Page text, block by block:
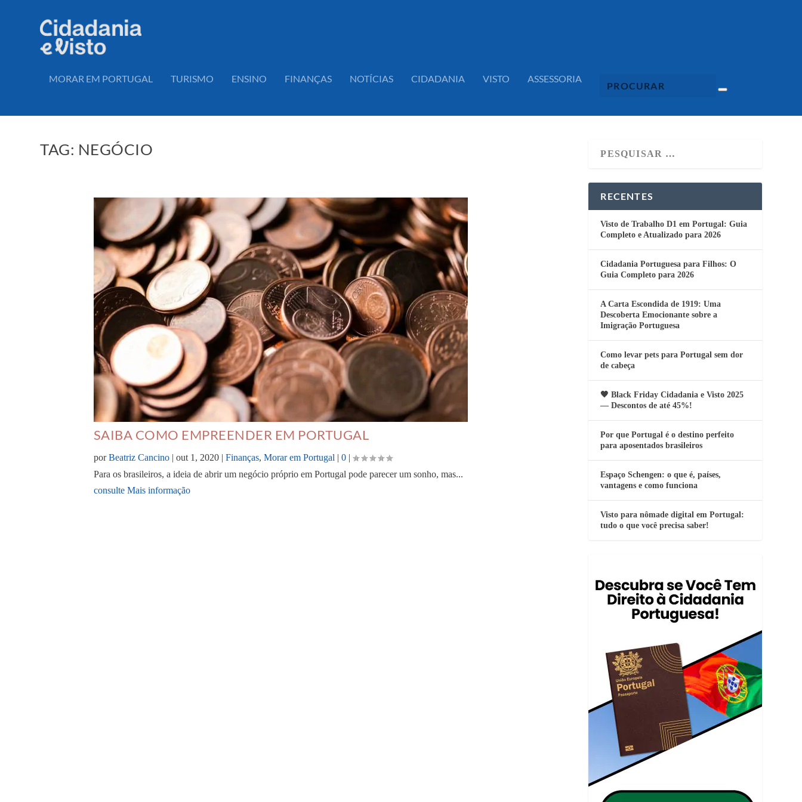
MORAR EM PORTUGAL TURISMO ENSINO FINANÇAS NOTÍCIAS CIDADANIA VISTO ASSESSORIA
TAG: NEGÓCIO
SAIBA COMO EMPREENDER EM PORTUGAL
porBeatriz Cancino| out 1, 2020| Finanças, Morar em Portugal | 0 |
Para os brasileiros, a ideia de abrir um negócio próprio em Portugal pode parecer um sonho, mas...
consulte Mais informação
RECENTES
Visto de Trabalho D1 em Portugal: Guia
Completo e Atualizado para 2026
Cidadania Portuguesa para Filhos: O
Guia Completo para 2026
A Carta Escondida de 1919: Uma
Descoberta Emocionante sobre a
Imigração Portuguesa
Como levar pets para Portugal sem dor
de cabeça
🖤 Black Friday Cidadania e Visto 2025
— Descontos de até 45%!
Por que Portugal é o destino perfeito
para aposentados brasileiros
Espaço Schengen: o que é, países,
vantagens e como funciona
Visto para nômade digital em Portugal:
tudo o que você precisa saber!